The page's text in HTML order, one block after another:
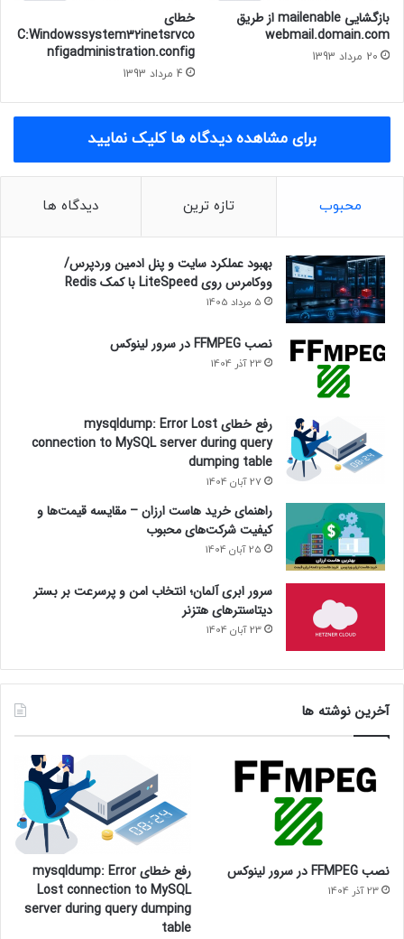
بازگشایی mailenable از طریق
webmail.domain.com
20 مرداد 1393
خطای
C:Windowssystem32inetsrvco
nfigadministration.config
4 مرداد 1393
برای مشاهده دیدگاه ها کلیک نمایید
محبوب تازه ترین دیدگاه ها
بهبود عملکرد سایت و پنل ادمین وردپرس/
ووکامرس روی LiteSpeed با کمک Redis
5 مرداد 1405
نصب FFMPEG در سرور لینوکس
23 آذر 1404
رفع خطای mysqldump: Error Lost
connection to MySQL server during query
dumping table
27 آبان 1404
راهنمای خرید هاست ارزان – مقایسه قیمت‌ها و
کیفیت شرکت‌های محبوب
25 آبان 1404
سرور ابری آلمان؛ انتخاب امن و پرسرعت بر بستر
دیتاسنترهای هتزنر
23 آبان 1404
آخرین نوشته ها
نصب FFMPEG در سرور لینوکس
23 آذر 1404
رفع خطای mysqldump: Error
Lost connection to MySQL
server during query dumping
table